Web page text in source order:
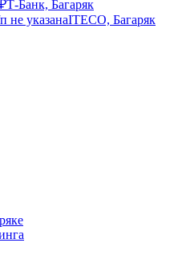
₽Т-Банк, Багаряк
не указанаITECO, Багаряк